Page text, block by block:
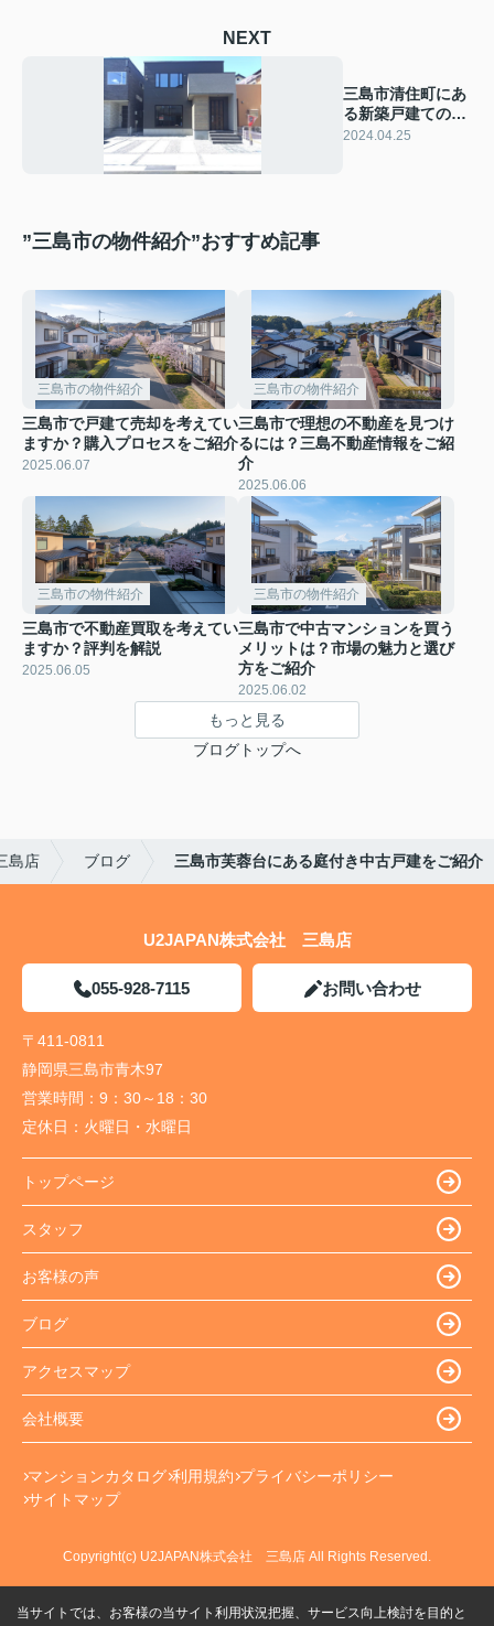
NEXT
三島市清住町にあ
る新築戸建ての魅
力とは？
2024.04.25
”三島市の物件紹介”おすすめ記事
三島市の物件紹介
三島市で戸建て売却を考えてい
ますか？購入プロセスをご紹介
2025.06.07
三島市の物件紹介
三島市で理想の不動産を見つけ
るには？三島不動産情報をご紹
介
2025.06.06
三島市の物件紹介
三島市で不動産買取を考えてい
ますか？評判を解説
2025.06.05
三島市の物件紹介
三島市で中古マンションを買う
メリットは？市場の魅力と選び
方をご紹介
2025.06.02
もっと見る
ブログトップへ
島店 ブログ 三島市芙蓉台にある庭付き中古戸建をご紹介
U2JAPAN株式会社 三島店
055-928-7115 お問い合わせ
〒411-0811
静岡県三島市青木97
営業時間： 9：30～18：30
定休日： 火曜日・水曜日
トップページ
スタッフ
お客様の声
ブログ
アクセスマップ
会社概要
マンションカタログ 利用規約 プライバシーポリシー
サイトマップ
Copyright(c) U2JAPAN株式会社 三島店 All Rights Reserved.
当サイトでは、お客様の当サイト利用状況把握、サービス向上検討を目的と